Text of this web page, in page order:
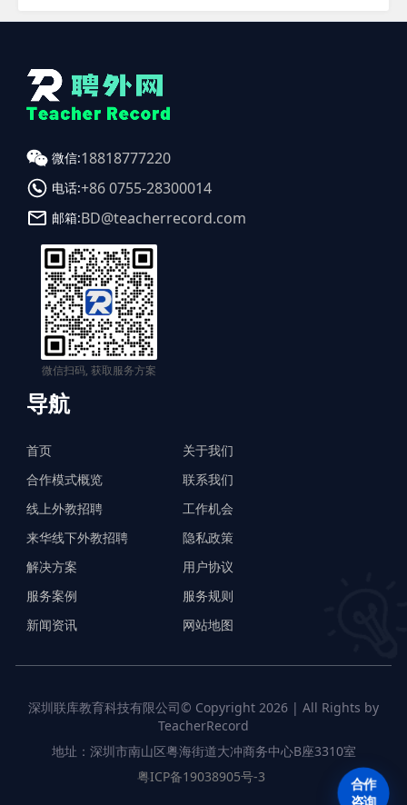
微信:18818777220
电话:+86 0755-28300014
邮箱:BD@teacherrecord.com
微信扫码, 获取服务方案
导航
首页
合作模式概览
线上外教招聘
来华线下外教招聘
解决方案
服务案例
新闻资讯
关于我们
联系我们
工作机会
隐私政策
用户协议
服务规则
网站地图
深圳联库教育科技有限公司© Copyright 2026 | All Rights by
TeacherRecord
地址：深圳市南山区粤海街道大冲商务中心B座3310室
粤ICP备19038905号-3
合作
咨询